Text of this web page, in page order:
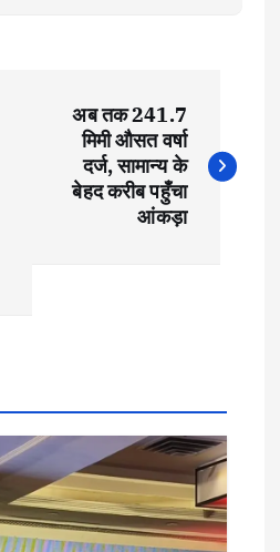
अब तक 241.7
मिमी औसत वर्षा
दर्ज, सामान्य के
बेहद करीब पहुँचा
आंकड़ा